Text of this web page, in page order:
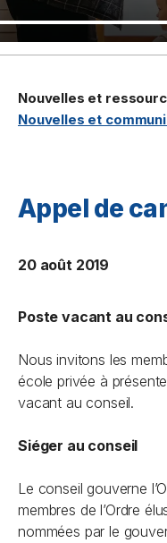
Nouvelles et
Nouvelles et
Appel de
20 août 2019
Poste vacant au
Nous invitons les
école privée à
vacant au conseil.
Siéger au conseil
Le conseil gouverne
membres de l’Ordre
nommées par le